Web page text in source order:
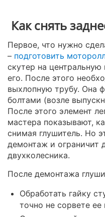
Как снять
Первое, что нужно
– подготовить
скутер на
его. После этого
выхлопную трубу. Она
болтами (возле
После этого элемент
мастера показывают,
снимая глушитель. Но
демонтаж и ограничит
двухколесника.
После демонтажа
Обработать гайку
точно не сорвете ее